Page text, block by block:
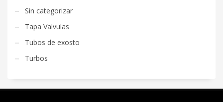
Sin categorizar
Tapa Valvulas
Tubos de exosto
Turbos